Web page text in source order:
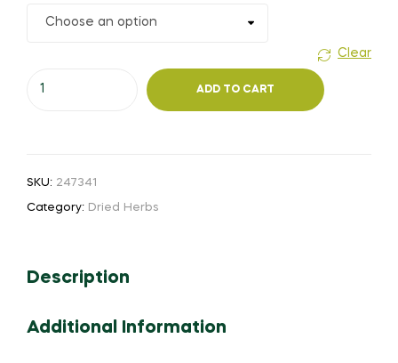
₹200.00
₹3,200.00
Clear
காட்டு
ஏலக்காய்
ADD TO CART
SKU: 247341
Category: Dried Herbs
Description
Additional Information